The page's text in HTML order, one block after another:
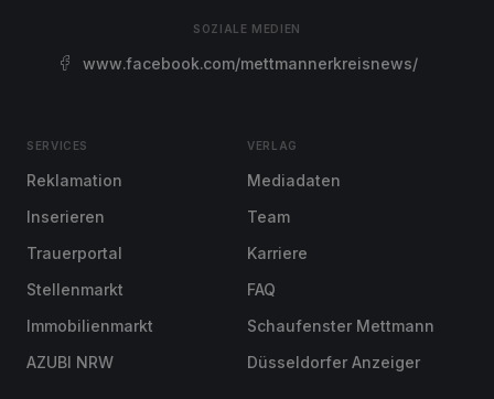
SOZIALE MEDIEN
www.facebook.com/mettmannerkreisnews/
SERVICES
Reklamation
Inserieren
Trauerportal
Stellenmarkt
Immobilienmarkt
AZUBI NRW
VERLAG
Mediadaten
Team
Karriere
FAQ
Schaufenster Mettmann
Düsseldorfer Anzeiger